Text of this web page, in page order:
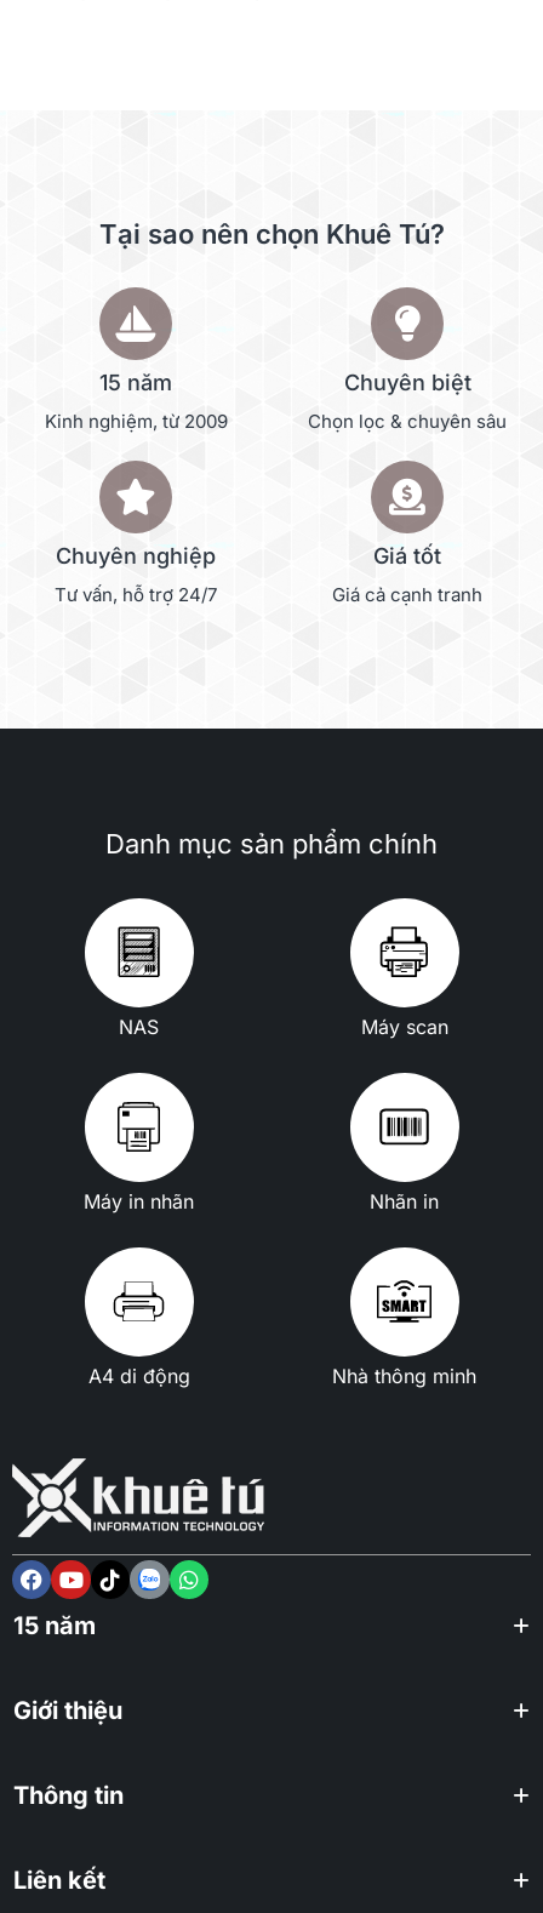
Tại sao nên chọn Khuê Tú?
15 năm
Kinh nghiệm, từ 2009
Chuyên biệt
Chọn lọc & chuyên sâu
Chuyên nghiệp
Tư vấn, hỗ trợ 24/7
Giá tốt
Giá cả cạnh tranh
Danh mục sản phẩm chính
NAS Máy scan
Máy in nhãn Nhãn in
A4 di động Nhà thông minh
15 năm
Giới thiệu
Thông tin
Liên kết